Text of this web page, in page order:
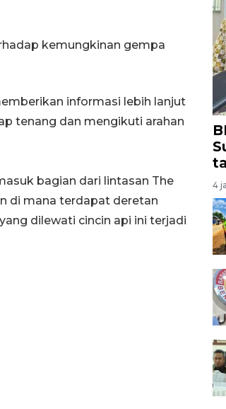
kemungkinan gempa
informasi lebih lanjut
tenang dan mengikuti arahan
bagian dari lintasan The
di mana terdapat deretan
dilewati cincin api ini terjadi
4